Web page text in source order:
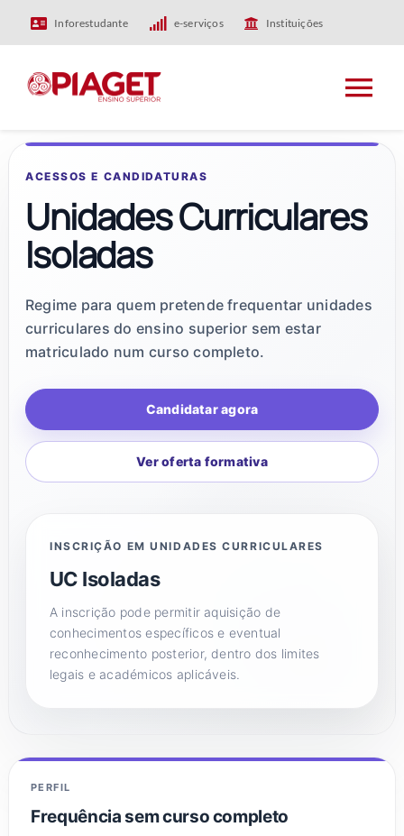
Inforestudante e-serviços Instituições
PIAGET
INVESTIGAÇÃO
INTERNACIONAL
COMUNIDADE ACADÉMICA
ACESSOS E CANDIDATURAS
Unidades Curriculares
Isoladas
Regime para quem pretende frequentar unidades
curriculares do ensino superior sem estar
matriculado num curso completo.
Candidatar agora
Ver oferta formativa
INSCRIÇÃO EM UNIDADES CURRICULARES
UC Isoladas
A inscrição pode permitir aquisição de
conhecimentos específicos e eventual
reconhecimento posterior, dentro dos limites
legais e académicos aplicáveis.
PERFIL
Frequência sem curso completo